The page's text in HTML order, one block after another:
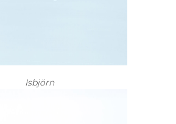
Isbjörn